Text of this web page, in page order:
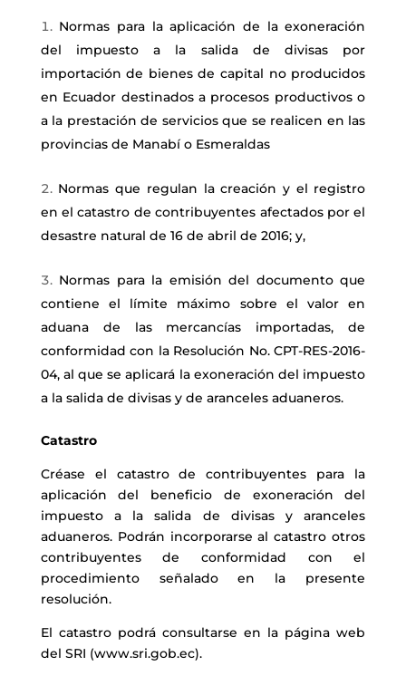
Normas para la aplicación de la exoneración
del impuesto a la salida de divisas por
importación de bienes de capital no producidos
en Ecuador destinados a procesos productivos o
a la prestación de servicios que se realicen en las
provincias de Manabí o Esmeraldas
Normas que regulan la creación y el registro
en el catastro de contribuyentes afectados por el
desastre natural de 16 de abril de 2016; y,
Normas para la emisión del documento que
contiene el límite máximo sobre el valor en
aduana de las mercancías importadas, de
conformidad con la Resolución No. CPT-RES-2016-
04, al que se aplicará la exoneración del impuesto
a la salida de divisas y de aranceles aduaneros.
Catastro
Créase el catastro de contribuyentes para la
aplicación del beneficio de exoneración del
impuesto a la salida de divisas y aranceles
aduaneros. Podrán incorporarse al catastro otros
contribuyentes de conformidad con el
procedimiento señalado en la presente
resolución.
El catastro podrá consultarse en la página web
del SRI (www.sri.gob.ec).